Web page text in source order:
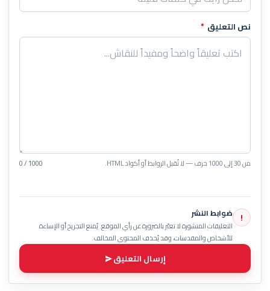
نص التعليق *
من 30 إلى 1000 حرف — لا تُقبل الروابط أو أكواد HTML. 0 / 1000
! ضوابط النشر
التعليقات المنشورة لا تعبّر بالضرورة عن رأي الموقع. يُمنع التجريح أو الإساءة
للأشخاص والمقدسات، وقد يُحذف المحتوى المخالف.
إرسال التعليق